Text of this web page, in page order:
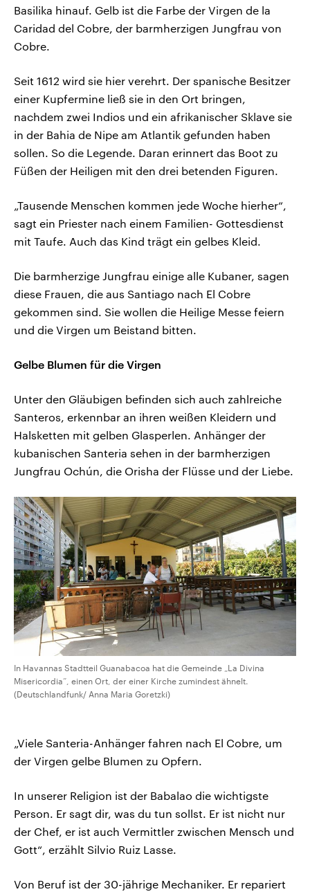
Basilika hinauf. Gelb ist die Farbe der Virgen de la
Caridad del Cobre, der barmherzigen Jungfrau von
Cobre.
Seit 1612 wird sie hier verehrt. Der spanische Besitzer
einer Kupfermine ließ sie in den Ort bringen,
nachdem zwei Indios und ein afrikanischer Sklave sie
in der Bahia de Nipe am Atlantik gefunden haben
sollen. So die Legende. Daran erinnert das Boot zu
Füßen der Heiligen mit den drei betenden Figuren.
„Tausende Menschen kommen jede Woche hierher“,
sagt ein Priester nach einem Familien- Gottesdienst
mit Taufe. Auch das Kind trägt ein gelbes Kleid.
Die barmherzige Jungfrau einige alle Kubaner, sagen
diese Frauen, die aus Santiago nach El Cobre
gekommen sind. Sie wollen die Heilige Messe feiern
und die Virgen um Beistand bitten.
Gelbe Blumen für die Virgen
Unter den Gläubigen befinden sich auch zahlreiche
Santeros, erkennbar an ihren weißen Kleidern und
Halsketten mit gelben Glasperlen. Anhänger der
kubanischen Santeria sehen in der barmherzigen
Jungfrau Ochún, die Orisha der Flüsse und der Liebe.
In Havannas Stadtteil Guanabacoa hat die Gemeinde „La Divina
Misericordia“, einen Ort, der einer Kirche zumindest ähnelt.
(Deutschlandfunk/ Anna Maria Goretzki)
„Viele Santeria-Anhänger fahren nach El Cobre, um
der Virgen gelbe Blumen zu Opfern.
In unserer Religion ist der Babalao die wichtigste
Person. Er sagt dir, was du tun sollst. Er ist nicht nur
der Chef, er ist auch Vermittler zwischen Mensch und
Gott“, erzählt Silvio Ruiz Lasse.
Von Beruf ist der 30-jährige Mechaniker. Er repariert